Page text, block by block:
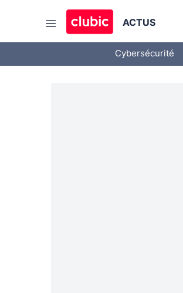
ACTUS
Cybersécurité